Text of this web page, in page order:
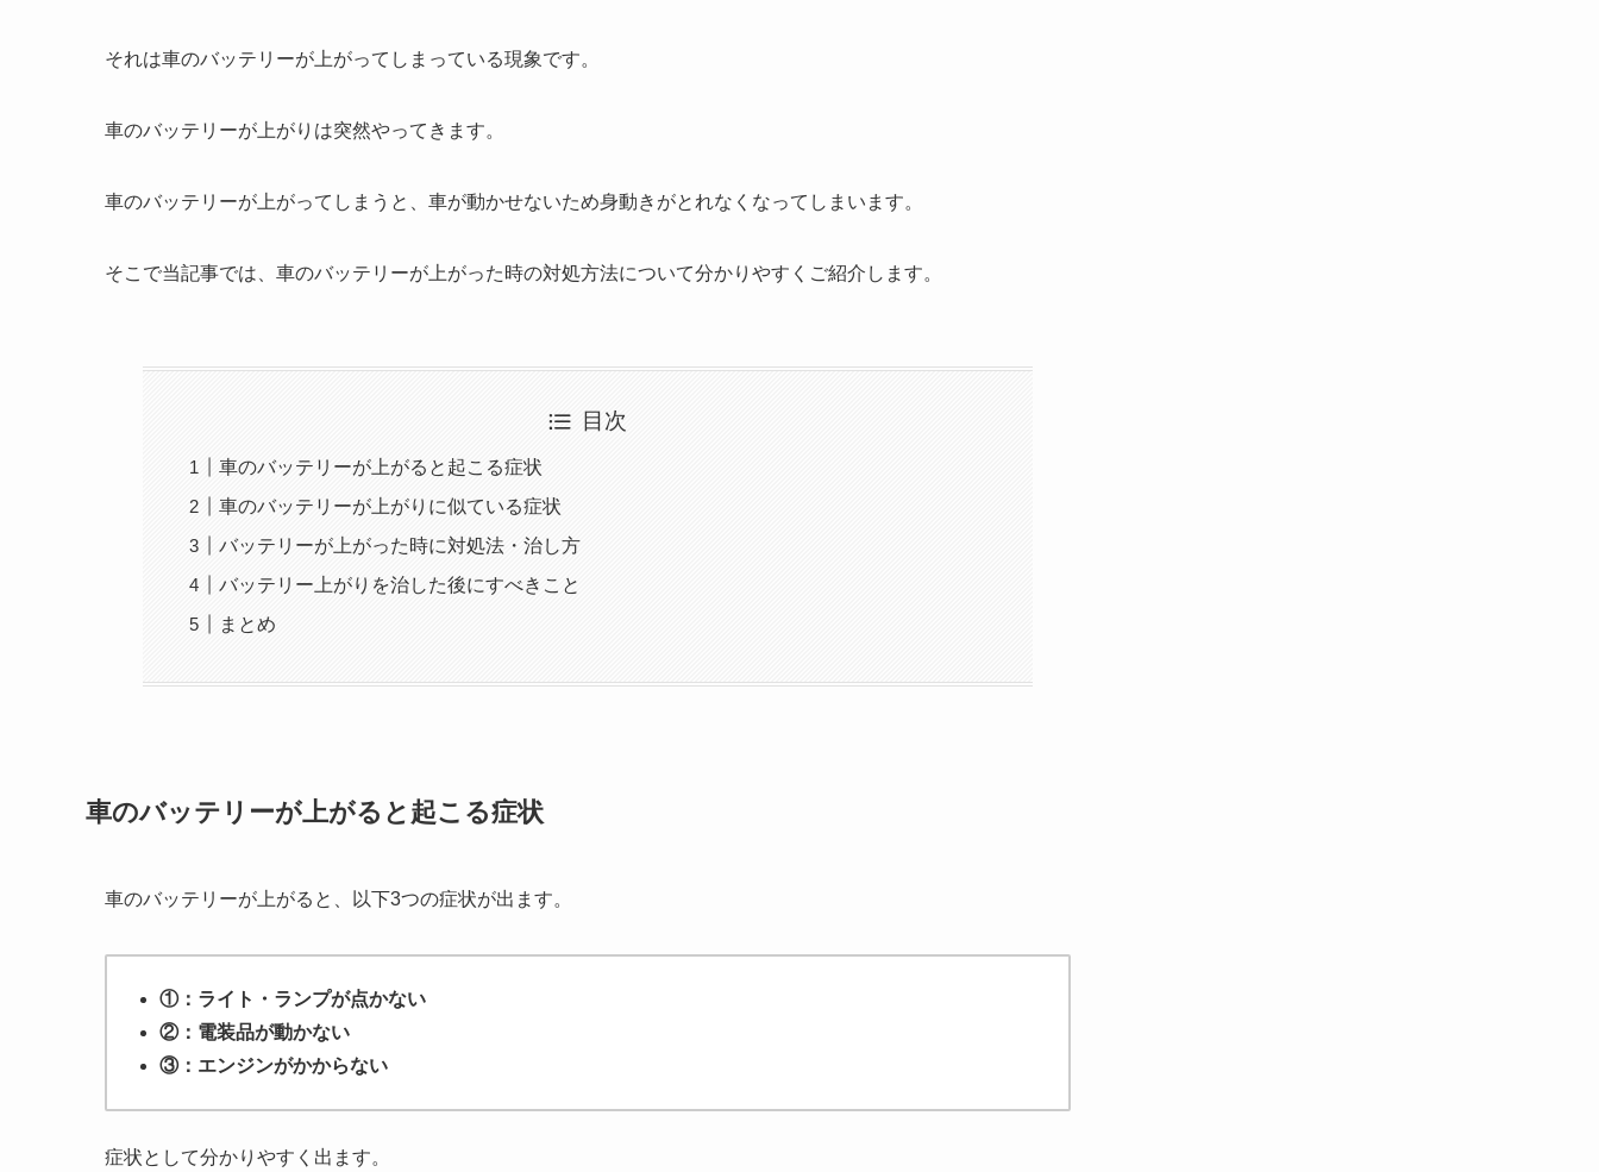
それは車のバッテリーが上がってしまっている現象です。
車のバッテリーが上がりは突然やってきます。
車のバッテリーが上がってしまうと、車が動かせないため身動きがとれなくなってしまいます。
そこで当記事では、車のバッテリーが上がった時の対処方法について分かりやすくご紹介します。
目次
車のバッテリーが上がると起こる症状
車のバッテリーが上がりに似ている症状
バッテリーが上がった時に対処法・治し方
バッテリー上がりを治した後にすべきこと
まとめ
車のバッテリーが上がると起こる症状
車のバッテリーが上がると、以下3つの症状が出ます。
①：ライト・ランプが点かない
②：電装品が動かない
③：エンジンがかからない
症状として分かりやすく出ます。